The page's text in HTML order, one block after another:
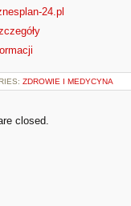
24.pl
ZDROWIE I MEDYCYNA
closed.